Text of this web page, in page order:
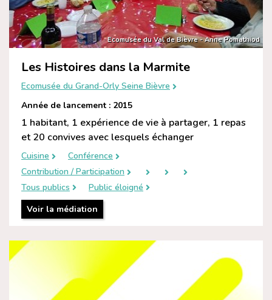
Ecomusée du Val de Bièvre - Anne Pomathiod
Les Histoires dans la Marmite
Ecomusée du Grand-Orly Seine Bièvre
Année de lancement : 2015
1 habitant, 1 expérience de vie à partager, 1 repas
et 20 convives avec lesquels échanger
Cuisine
Conférence
Contribution / Participation
Tous publics
Public éloigné
Voir la médiation